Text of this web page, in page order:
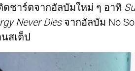
ชาร์ตจากอัลบัมใหม่ ๆ อาทิ
Never Diesจากอัลบัม No
สเต็ป